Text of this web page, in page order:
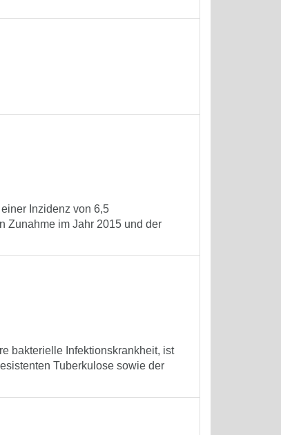
Inzidenz von 6,5
Zunahme im Jahr 2015 und der
bakterielle Infektionskrankheit, ist
Tuberkulose sowie der